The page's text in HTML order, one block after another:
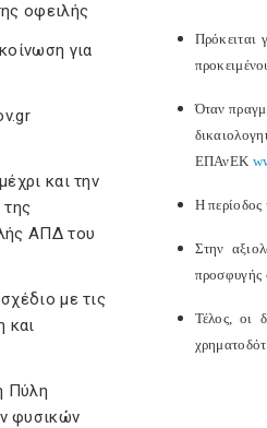
οφειλής
για
και την
ΑΠΔ του
με τις
και
Πύλη
φυσικών
Πρόκειται
Όταν
ΕΠΑνΕΚ
Η περίοδος
Στην
προσφυγής
Τέλος, οι